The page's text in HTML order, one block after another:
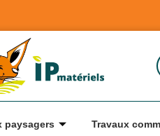
paysagers Travaux